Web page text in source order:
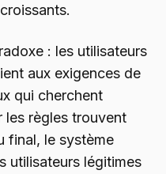
: les utilisateurs
aux exigences de
qui cherchent
les règles trouvent
final, le système
utilisateurs légitimes